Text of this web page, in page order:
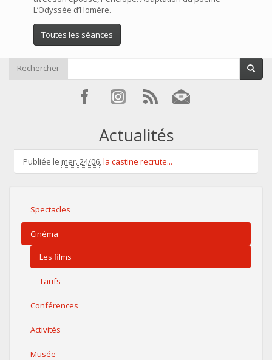
L’Odyssée d’Homère.
Toutes les séances
Rechercher
Actualités
Publiée le mer. 24/06 la castine recrute...
Spectacles
Cinéma
Les films
Tarifs
Conférences
Activités
Musée